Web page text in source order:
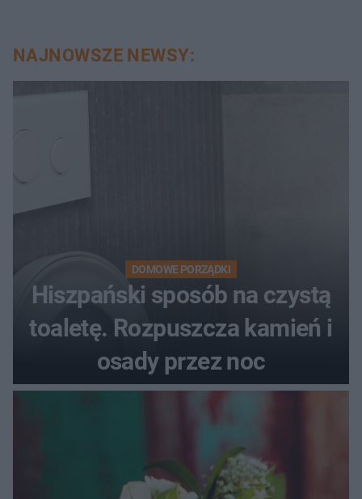
NAJNOWSZE NEWSY:
DOMOWE PORZĄDKI
Hiszpański sposób na czystą
toaletę. Rozpuszcza kamień i
osady przez noc